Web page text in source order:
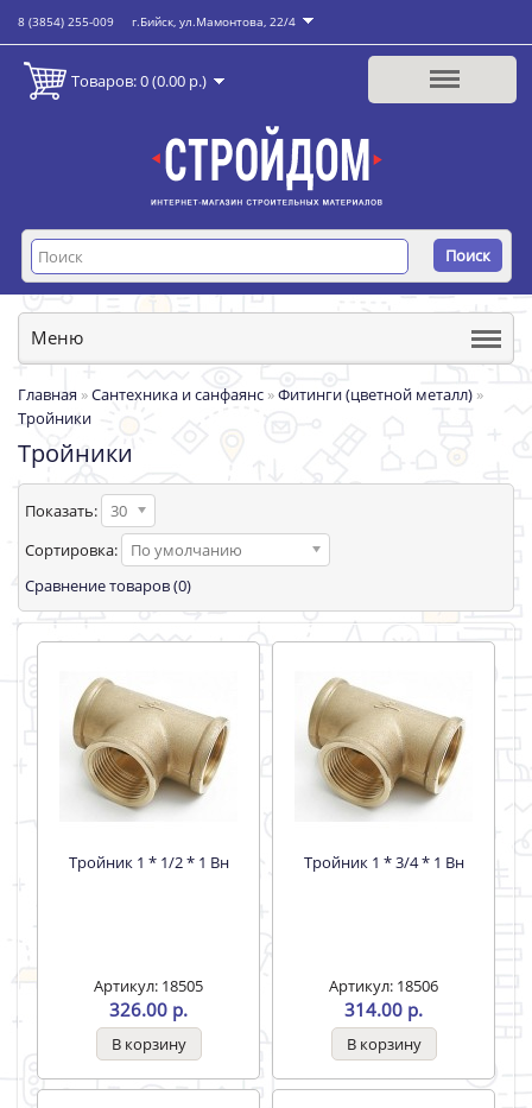
8 (3854) 255-009 г.Бийск, ул.Мамонтова, 22/4
Товаров: 0 (0.00 р.)
Поиск
Меню
Главная »Сантехника и санфаянс »Фитинги (цветной металл) »
Тройники
Тройники
Показать:
30
Сортировка:
По умолчанию
Сравнение товаров (0)
Тройник 1 * 1/2 * 1 Вн
Артикул: 18505
326.00 р.
Тройник 1 * 3/4 * 1 Вн
Артикул: 18506
314.00 р.